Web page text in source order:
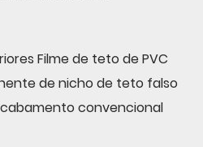
Filme de teto de PVC
de nicho de teto falso
convencional